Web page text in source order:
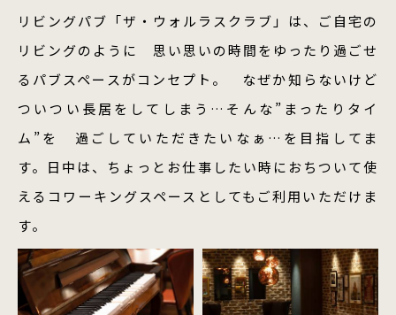
リビングパブ「ザ・ウォルラスクラブ」は、ご自宅の
リビングのように 思い思いの時間をゆったり過ごせ
るパブスペースがコンセプト。 なぜか知らないけど
ついつい長居をしてしまう…そんな”まったりタイ
ム”を 過ごしていただきたいなぁ…を目指してま
す。日中は、ちょっとお仕事したい時におちついて使
えるコワーキングスペースとしてもご利用いただけま
す。